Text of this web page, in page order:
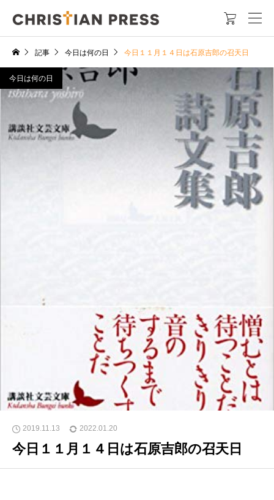

記事 今日は何の日 今日１１月１４日は石原吉郎の召天日
今日は何の日
2019.11.13 2022.01.20
今日１１月１４日は石原吉郎の召天日